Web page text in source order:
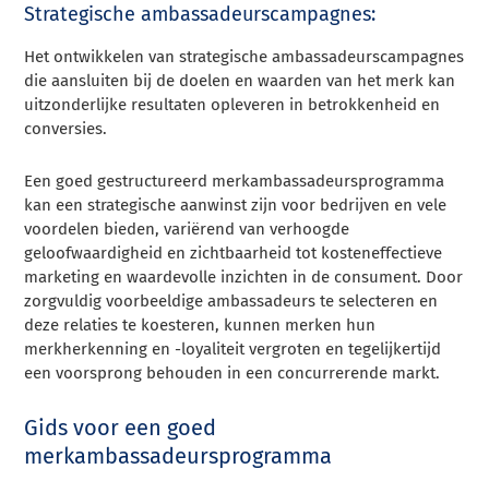
Strategische ambassadeurscampagnes:
Het ontwikkelen van strategische ambassadeurscampagnes
die aansluiten bij de doelen en waarden van het merk kan
uitzonderlijke resultaten opleveren in betrokkenheid en
conversies.
Een goed gestructureerd merkambassadeursprogramma
kan een strategische aanwinst zijn voor bedrijven en vele
voordelen bieden, variërend van verhoogde
geloofwaardigheid en zichtbaarheid tot kosteneffectieve
marketing en waardevolle inzichten in de consument. Door
zorgvuldig voorbeeldige ambassadeurs te selecteren en
deze relaties te koesteren, kunnen merken hun
merkherkenning en -loyaliteit vergroten en tegelijkertijd
een voorsprong behouden in een concurrerende markt.
Gids voor een goed
merkambassadeursprogramma